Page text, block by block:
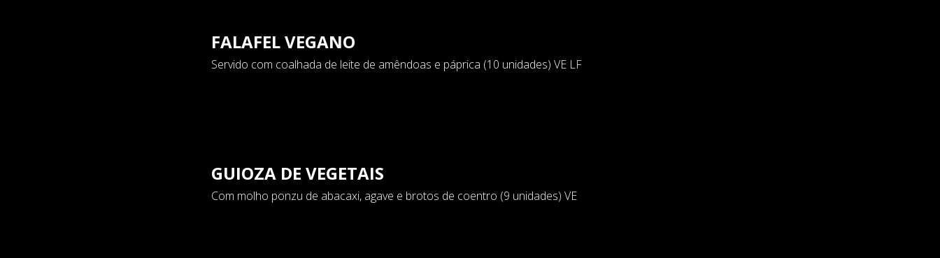
FALAFEL VEGANO
Servido com coalhada de leite de amêndoas e páprica (10 unidades) VE LF
GUIOZA DE VEGETAIS
Com molho ponzu de abacaxi, agave e brotos de coentro (9 unidades) VE